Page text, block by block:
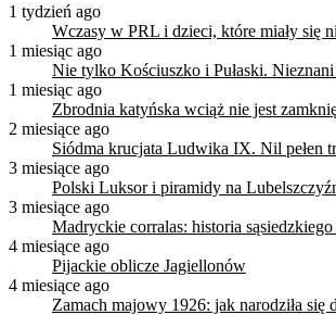
1 tydzień ago
Wczasy w PRL i dzieci, które miały się
1 miesiąc ago
Nie tylko Kościuszko i Pułaski.
1 miesiąc ago
Zbrodnia katyńska wciąż nie jest
2 miesiące ago
Siódma krucjata Ludwika IX. Nil pełen
3 miesiące ago
Polski Luksor i piramidy na
3 miesiące ago
Madryckie corralas: historia
4 miesiące ago
Pijackie oblicze Jagiellonów
4 miesiące ago
Zamach majowy 1926: jak narodziła się